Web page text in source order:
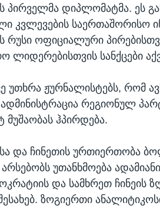
პირველმა დიპლომატმა. ეს
კვლევების საერთაშორისო
რუსი ოფიციალური
ლიდერებისთვის სანქცები
უთხრა ჟურნალისტებს, რომ
ადმინისტრაცია რეგიონულ
მუშაობას ჰპირდება.
და ჩინეთის ურთიერთობა
უთანხმოება
და სამხრეთ ჩინეის
შესახებ. ზოგიერთი